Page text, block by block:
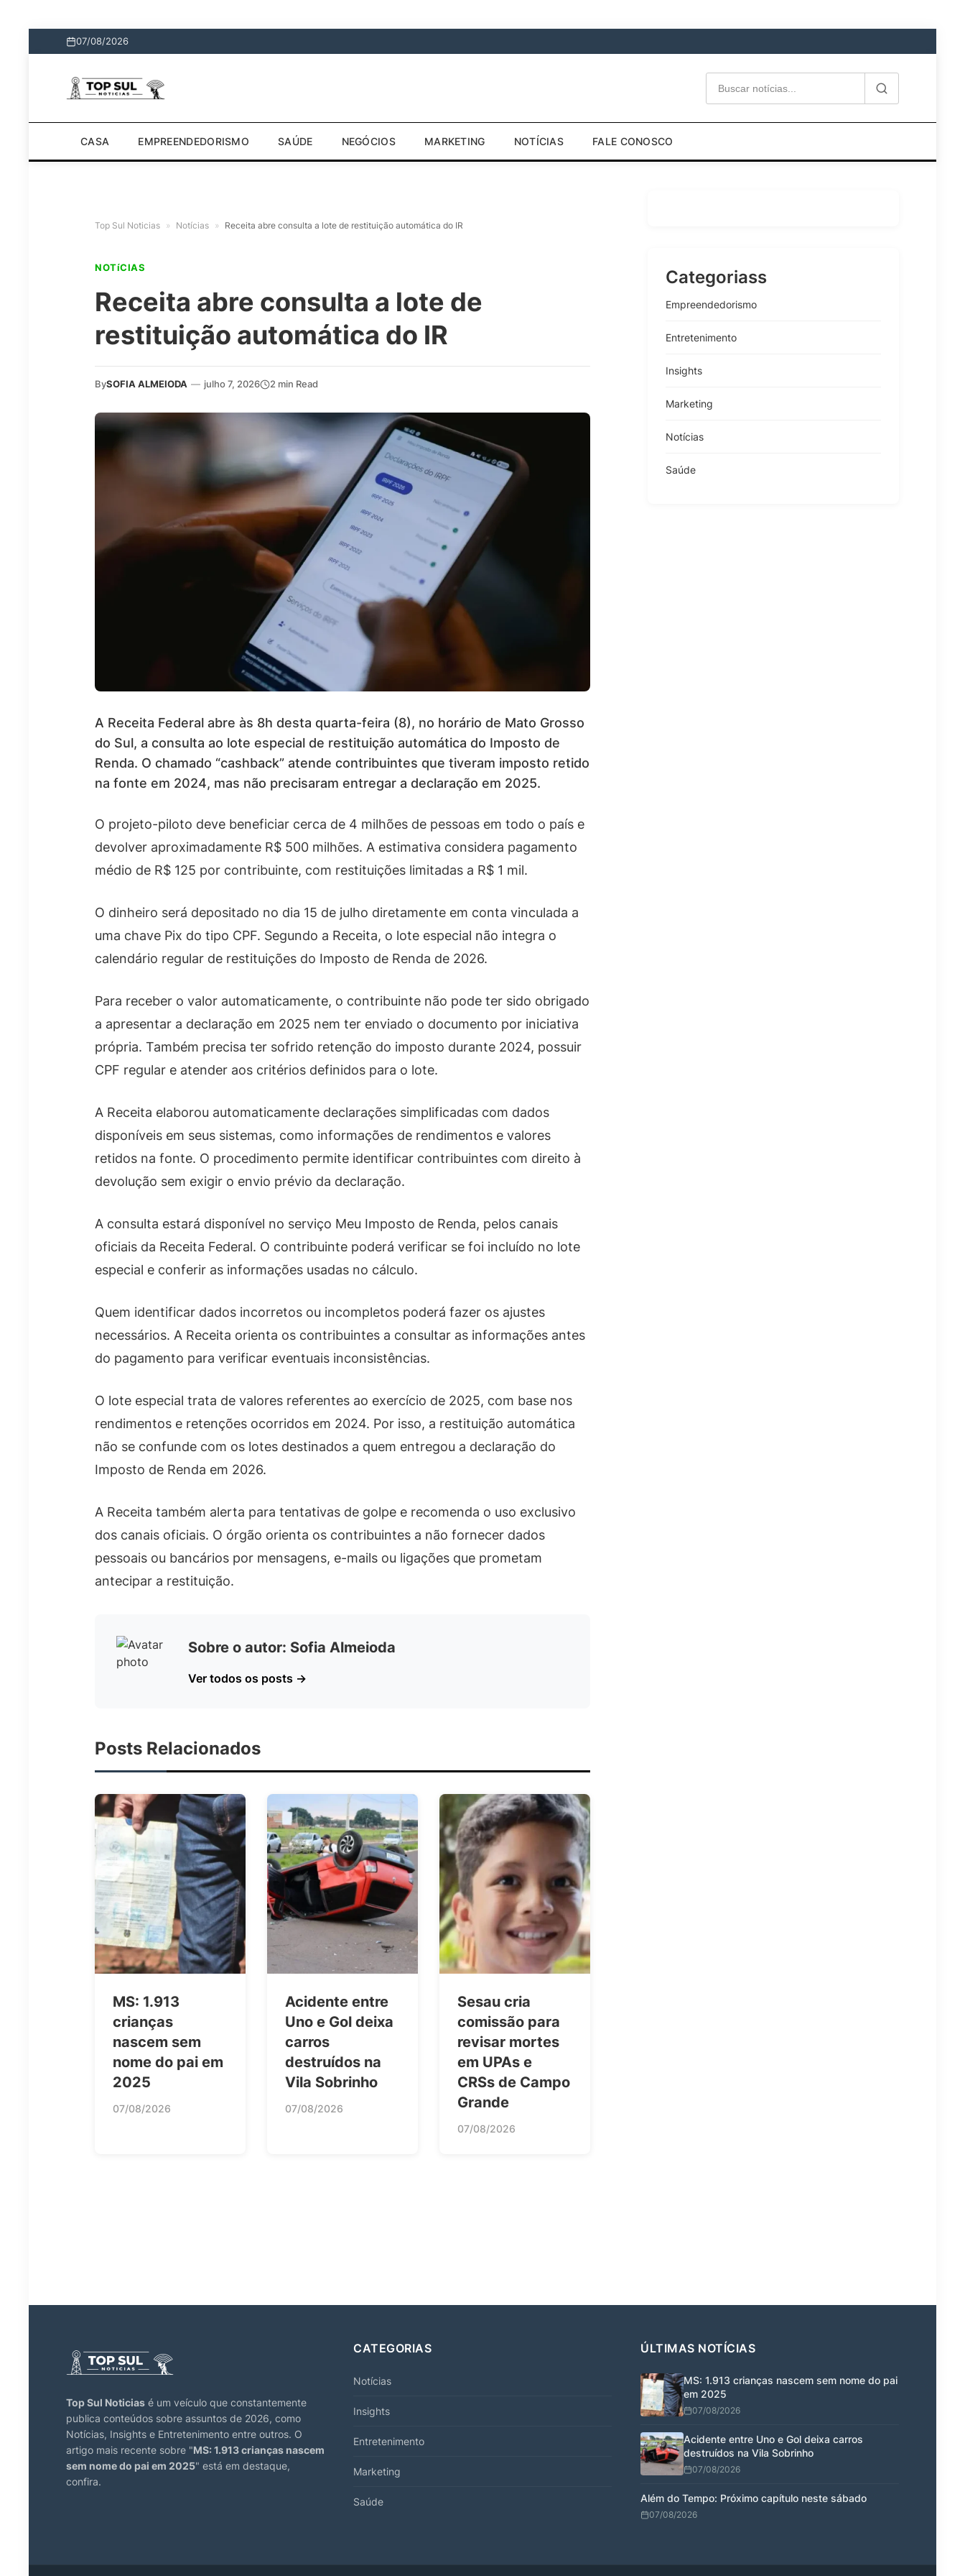
07/08/2026
CASA EMPREENDEDORISMO SAÚDE NEGÓCIOS MARKETING NOTÍCIAS FALE CONOSCO
Top Sul Noticias » Notícias » Receita abre consulta a lote de restituição automática do IR
NOTíCIAS
Receita abre consulta a lote de
restituição automática do IR
BySOFIA ALMEIODA — julho 7, 2026 2 min Read
A Receita Federal abre às 8h desta quarta-feira (8), no horário de Mato Grosso
do Sul, a consulta ao lote especial de restituição automática do Imposto de
Renda. O chamado “cashback” atende contribuintes que tiveram imposto retido
na fonte em 2024, mas não precisaram entregar a declaração em 2025.
O projeto-piloto deve beneficiar cerca de 4 milhões de pessoas em todo o país e
devolver aproximadamente R$ 500 milhões. A estimativa considera pagamento
médio de R$ 125 por contribuinte, com restituições limitadas a R$ 1 mil.
O dinheiro será depositado no dia 15 de julho diretamente em conta vinculada a
uma chave Pix do tipo CPF. Segundo a Receita, o lote especial não integra o
calendário regular de restituições do Imposto de Renda de 2026.
Para receber o valor automaticamente, o contribuinte não pode ter sido obrigado
a apresentar a declaração em 2025 nem ter enviado o documento por iniciativa
própria. Também precisa ter sofrido retenção do imposto durante 2024, possuir
CPF regular e atender aos critérios definidos para o lote.
A Receita elaborou automaticamente declarações simplificadas com dados
disponíveis em seus sistemas, como informações de rendimentos e valores
retidos na fonte. O procedimento permite identificar contribuintes com direito à
devolução sem exigir o envio prévio da declaração.
A consulta estará disponível no serviço Meu Imposto de Renda, pelos canais
oficiais da Receita Federal. O contribuinte poderá verificar se foi incluído no lote
especial e conferir as informações usadas no cálculo.
Quem identificar dados incorretos ou incompletos poderá fazer os ajustes
necessários. A Receita orienta os contribuintes a consultar as informações antes
do pagamento para verificar eventuais inconsistências.
O lote especial trata de valores referentes ao exercício de 2025, com base nos
rendimentos e retenções ocorridos em 2024. Por isso, a restituição automática
não se confunde com os lotes destinados a quem entregou a declaração do
Imposto de Renda em 2026.
A Receita também alerta para tentativas de golpe e recomenda o uso exclusivo
dos canais oficiais. O órgão orienta os contribuintes a não fornecer dados
pessoais ou bancários por mensagens, e-mails ou ligações que prometam
antecipar a restituição.
Sobre o autor: Sofia Almeioda
Ver todos os posts →
Posts Relacionados
MS: 1.913
crianças
nascem sem
nome do pai em
2025
07/08/2026
Acidente entre
Uno e Gol deixa
carros
destruídos na
Vila Sobrinho
07/08/2026
Sesau cria
comissão para
revisar mortes
em UPAs e
CRSs de Campo
Grande
07/08/2026
Categoriass
Empreendedorismo
Entretenimento
Insights
Marketing
Notícias
Saúde
Top Sul Noticias é um veículo que constantemente
publica conteúdos sobre assuntos de 2026, como
Notícias, Insights e Entretenimento entre outros. O
artigo mais recente sobre "MS: 1.913 crianças nascem
sem nome do pai em 2025" está em destaque,
confira.
CATEGORIAS
Notícias
Insights
Entretenimento
Marketing
Saúde
ÚLTIMAS NOTÍCIAS
MS: 1.913 crianças nascem sem nome do pai
em 2025
07/08/2026
Acidente entre Uno e Gol deixa carros
destruídos na Vila Sobrinho
07/08/2026
Além do Tempo: Próximo capítulo neste sábado
07/08/2026